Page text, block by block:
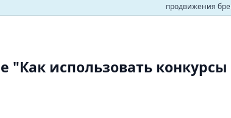
продвижения
использовать